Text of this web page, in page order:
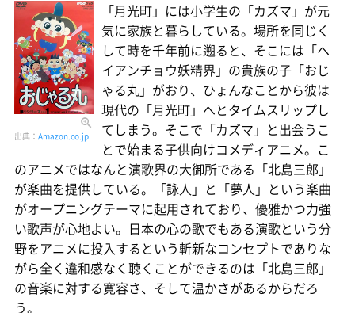
出典： Amazon.co.jp
「月光町」には小学生の「カズマ」が元
気に家族と暮らしている。場所を同じく
して時を千年前に遡ると、そこには「ヘ
イアンチョウ妖精界」の貴族の子「おじ
ゃる丸」がおり、ひょんなことから彼は
現代の「月光町」へとタイムスリップし
てしまう。そこで「カズマ」と出会うこ
とで始まる子供向けコメディアニメ。こ
のアニメではなんと演歌界の大御所である「北島三郎」
が楽曲を提供している。「詠人」と「夢人」という楽曲
がオープニングテーマに起用されており、優雅かつ力強
い歌声が心地よい。日本の心の歌でもある演歌という分
野をアニメに投入するという斬新なコンセプトでありな
がら全く違和感なく聴くことができるのは「北島三郎」
の音楽に対する寛容さ、そして温かさがあるからだろ
う。